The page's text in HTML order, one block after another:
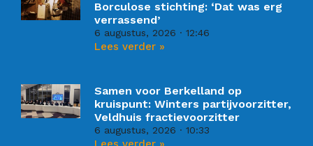
Borculose stichting: ‘Dat was erg
verrassend’
6 augustus, 2026 12:46
Lees verder »
Samen voor Berkelland op
kruispunt: Winters partijvoorzitter,
Veldhuis fractievoorzitter
6 augustus, 2026 10:33